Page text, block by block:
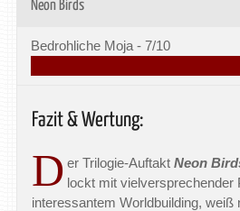
Neon Birds
Bedrohliche Moja - 7/10
Fazit & Wertung:
D er Trilogie-Auftakt Neon
lockt mit vielversprechender
interessantem Worldbuilding, weiß